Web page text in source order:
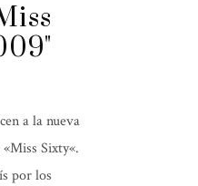
a la nueva
Sixty«.
por los